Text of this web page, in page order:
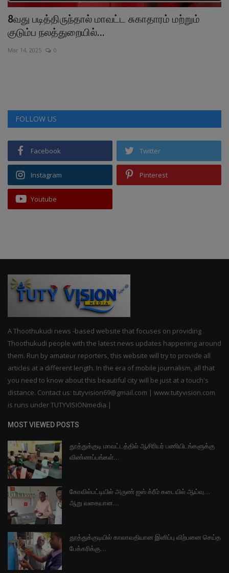
8வது படித்திருந்தால் மாவட்ட சுகாதாரம் மற்றும்
குடும்ப நலத்துறையில்...
Mar 14, 2025 0
FOLLOW US
Facebook Twitter
Instagram Pinterest
Youtube
A Thoothukudi news -based website that focuses on providing
Thoothukudi people with the latest news updates happening around
them. Run by amateur reporters, this website will try to provide all
articles at a different length. In the era of mobile journalism, all that
you need to know about this beautiful city will be just at a touch's
distance. Contact us: tutyvision69@gmail.com | www.tutyvision.com
is runs under TUTYVISIONmedia.|
MOST VIEWED POSTS
தூத்துக்குடி மாவட்டத்தில் ஆசிரியர் பணியிடங்களுக்கு
விண்ணப்பங்கள்...
கோவில்பட்டியில் அருண் ஐஸ் க்ரீம் கடையில் ஆய்வு...
ஆறு வகையான...
தூத்துக்குடியில் காலாவதியான இனிப்பு விற்பனை செய்த
பேக்கரிக்கு...